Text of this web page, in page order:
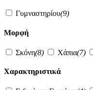
Γυμναστηρίου(9)
Μορφή
Σκόνη(8) Χάπια(7)
Χαρακτηριστικά